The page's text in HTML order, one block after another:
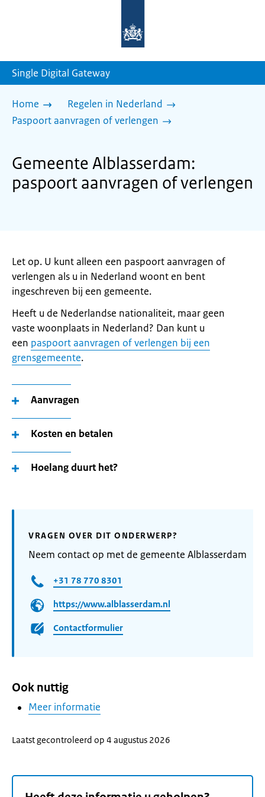
homepage
Single Digital Gateway
Home
Regelen in Nederland
Paspoort aanvragen of verlengen
Gemeente Alblasserdam:
paspoort aanvragen of verlengen
Let op. U kunt alleen een paspoort aanvragen of
verlengen als u in Nederland woont en bent
ingeschreven bij een gemeente.
Heeft u de Nederlandse nationaliteit, maar geen
vaste woonplaats in Nederland? Dan kunt u
een paspoort aanvragen of verlengen bij een
grensgemeente.
Aanvragen
Kosten en betalen
Hoelang duurt het?
VRAGEN OVER DIT ONDERWERP?
Neem contact op met de gemeente Alblasserdam
+31 78 770 8301
https://www.alblasserdam.nl
Contactformulier
Ook nuttig
Meer informatie
Laatst gecontroleerd op 4 augustus 2026